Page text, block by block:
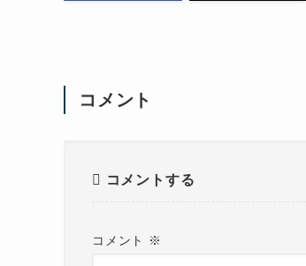
コメント
コメントする
コメント ※